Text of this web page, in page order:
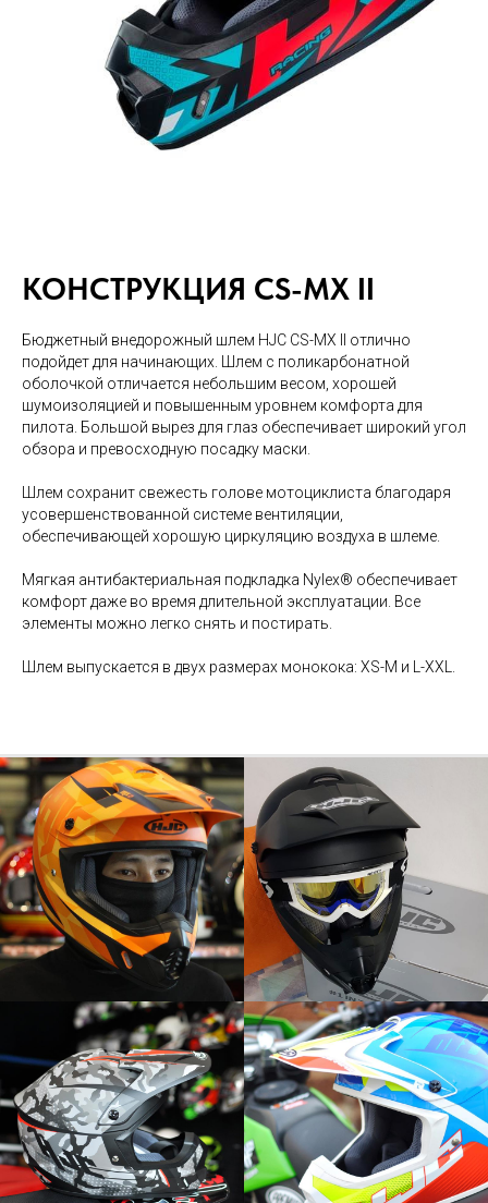
КОНСТРУКЦИЯ CS-MX II
Бюджетный внедорожный шлем HJC CS-MX II отлично
подойдет для начинающих. Шлем с поликарбонатной
оболочкой отличается небольшим весом, хорошей
шумоизоляцией и повышенным уровнем комфорта для
пилота. Большой вырез для глаз обеспечивает широкий угол
обзора и превосходную посадку маски.
Шлем сохранит свежесть голове мотоциклиста благодаря
усовершенствованной системе вентиляции,
обеспечивающей хорошую циркуляцию воздуха в шлеме.
Мягкая антибактериальная подкладка Nylex® обеспечивает
комфорт даже во время длительной эксплуатации. Все
элементы можно легко снять и постирать.
Шлем выпускается в двух размерах монокока: XS-M и L-XXL.